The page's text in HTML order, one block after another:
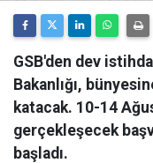
GSB'den dev
Bakanlığı,
katacak. 10-14
gerçekleşecek
başladı.